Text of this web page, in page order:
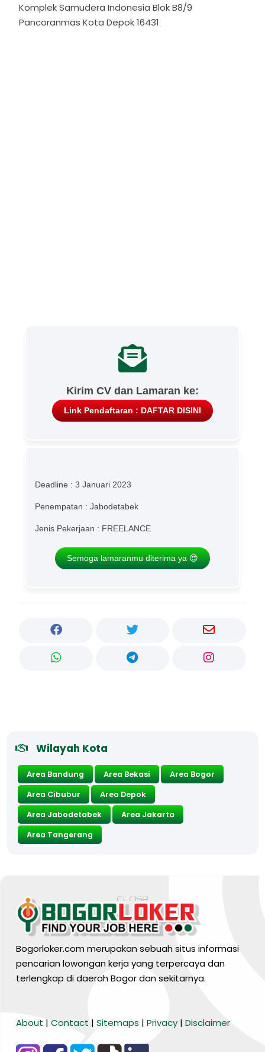
Komplek Samudera Indonesia Blok B8/9
Pancoranmas Kota Depok 16431
Kirim CV dan Lamaran ke:
Link Pendaftaran : DAFTAR DISINI
Deadline : 3 Januari 2023
Penempatan : Jabodetabek
Jenis Pekerjaan : FREELANCE
Semoga lamaranmu diterima ya 😍
Wilayah Kota
Area Bandung Area Bekasi
Area Bogor
Area Cibubur
Area Depok
Area Jabodetabek
Area Jakarta
Area Tangerang
Bogorloker.com merupakan sebuah situs informasi
pencarian lowongan kerja yang terpercaya dan
terlengkap di daerah Bogor dan sekitarnya.
About | Contact | Sitemaps | Privacy | Disclaimer